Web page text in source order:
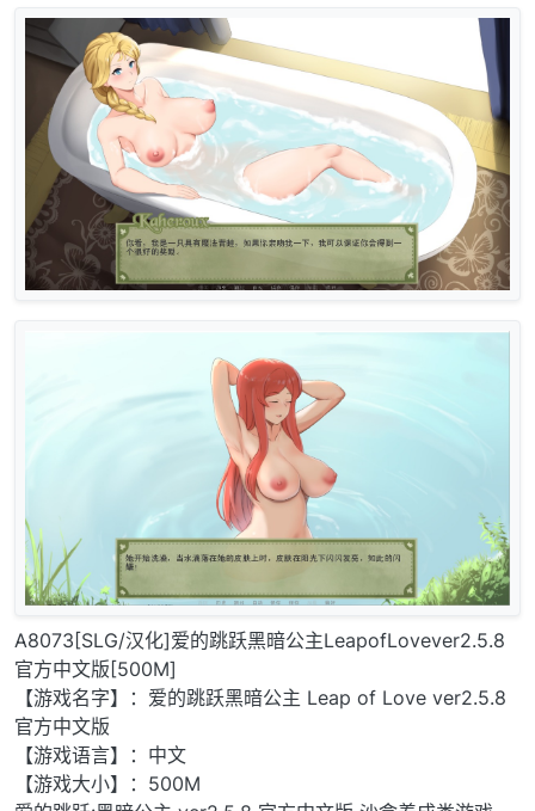
A8073[SLG/汉化]爱的跳跃黑暗公主LeapofLovever2.5.8
官方中文版[500M]
【游戏名字】：爱的跳跃黑暗公主 Leap of Love ver2.5.8
官方中文版
【游戏语言】：中文
【游戏大小】：500M